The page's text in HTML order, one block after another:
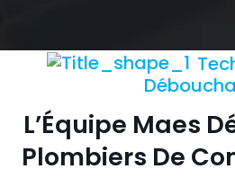
L’Équipe Maes
Plombiers De